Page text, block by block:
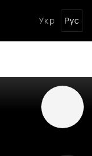
Укр Рус